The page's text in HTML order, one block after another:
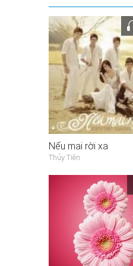
Nếu mai rời xa
Thủy Tiên